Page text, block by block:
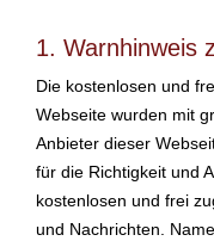
1. Warnhinweis
Die kostenlosen und
Webseite wurden mit
Anbieter dieser
für die Richtigkeit und
kostenlosen und frei
und Nachrichten.